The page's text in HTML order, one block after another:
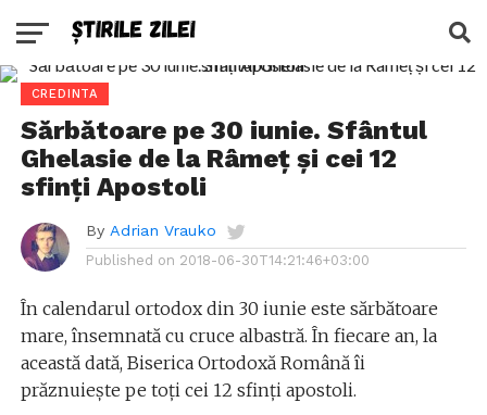
CREDINTA
Sărbătoare pe 30 iunie. Sfântul
Ghelasie de la Râmeț și cei 12
sfinți Apostoli
By Adrian Vrauko
Published on 2018-06-30T14:21:46+03:00
În calendarul ortodox din 30 iunie este sărbătoare
mare, însemnată cu cruce albastră. În fiecare an, la
această dată, Biserica Ortodoxă Română îi
prăznuiește pe toți cei 12 sfinți apostoli.